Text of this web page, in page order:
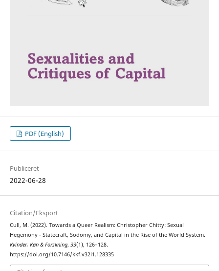
PDF (English)
Publiceret
2022-06-28
Citation/Eksport
Cull, M. (2022). Towards a Queer Realism: Christopher Chitty: Sexual
Hegemony - Statecraft, Sodomy, and Capital in the Rise of the World System.
Kvinder, Køn & Forskning, 33(1), 126–128.
https://doi.org/10.7146/kkf.v32i1.128335